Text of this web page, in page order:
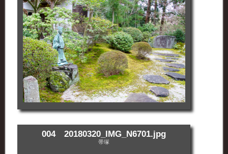
004 20180320_IMG_N6701.jpg
帯塚